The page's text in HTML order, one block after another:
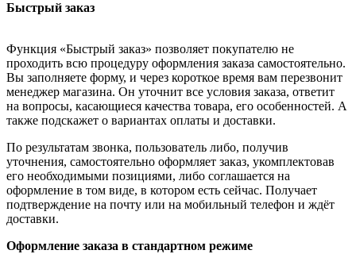
Быстрый заказ
Функция «Быстрый заказ» позволяет покупателю не
проходить всю процедуру оформления заказа самостоятельно.
Вы заполняете форму, и через короткое время вам перезвонит
менеджер магазина. Он уточнит все условия заказа, ответит
на вопросы, касающиеся качества товара, его особенностей. А
также подскажет о вариантах оплаты и доставки.
По результатам звонка, пользователь либо, получив
уточнения, самостоятельно оформляет заказ, укомплектовав
его необходимыми позициями, либо соглашается на
оформление в том виде, в котором есть сейчас. Получает
подтверждение на почту или на мобильный телефон и ждёт
доставки.
Оформление заказа в стандартном режиме